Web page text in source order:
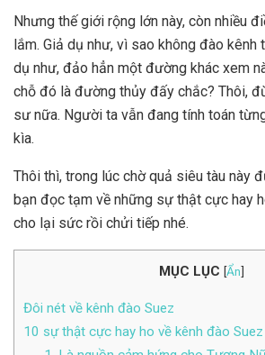
Nhưng thế giới rộng lớn này, còn nhiều
lắm. Giả dụ như, vì sao không đào kênh
dụ như, đảo hẳn một đường khác xem
chỗ đó là đường thủy đấy chắc? Thôi,
sư nữa. Người ta vẫn đang tính toán
kìa.
Thôi thì, trong lúc chờ quả siêu tàu này
bạn đọc tạm về những sự thật cực hay
cho lại sức rồi chửi tiếp nhé.
MỤC LỤC [Ẩn]
Đôi nét về kênh đào Suez
10 sự thật cực hay ho về kênh đào Suez